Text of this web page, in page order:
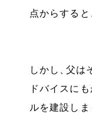
点からすると
しかし 、
父は
ドバイスに
ルを建設しま